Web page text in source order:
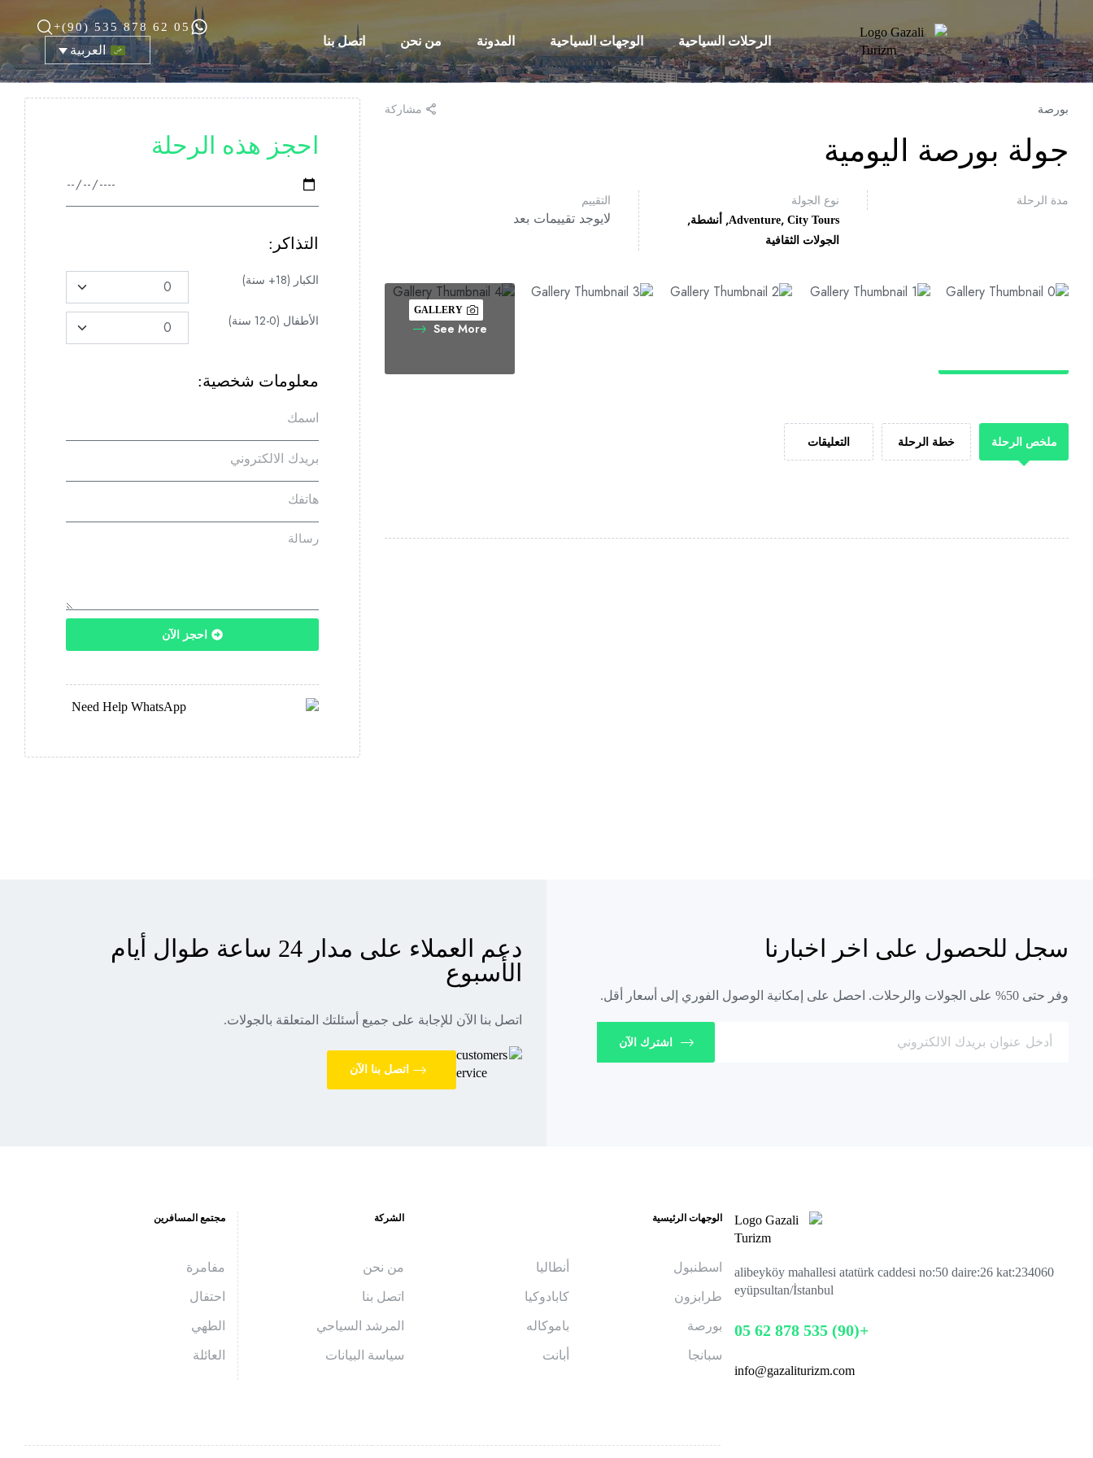
الرحلات السياحية الوجهات السياحية المدونة من نحن اتصل بنا
+(90) 535 878 62 05
العربية
بورصة مشاركة
جولة بورصة اليومية
مدة الرحلة نوع الجولة
Adventure,City Tours
, أنشطة,
الجولات الثقافية
التقييم
لايوجد تقييمات بعد
GALLERY
See More
ملخص الرحلة خطة الرحلة التعليقات
احجز هذه الرحلة
التذاكر:
الكبار (18+ سنة)
الأطفال (0-12 سنة)
معلومات شخصية:
احجز الآن
سجل للحصول على اخر اخبارنا
وفر حتى 50% على الجولات والرحلات. احصل على إمكانية الوصول الفوري إلى أسعار أقل.
اشترك الآن
دعم العملاء على مدار 24 ساعة طوال أيام
الأسبوع
اتصل بنا الآن للإجابة على جميع أسئلتك المتعلقة بالجولات.
اتصل بنا الآن
alibeyköy mahallesi atatürk caddesi no:50 daire:26 kat:234060
eyüpsultan/İstanbul
+(90) 535 878 62 05
info@gazaliturizm.com
الوجهات الرئيسية
اسطنبول
طرابزون
بورصة
سبانجا
أنطاليا
كابادوكيا
باموكاله
أبانت
الشركة
من نحن
اتصل بنا
المرشد السياحي
سياسة البيانات
مجتمع المسافرين
مفامرة
احتفال
الطهي
العائلة